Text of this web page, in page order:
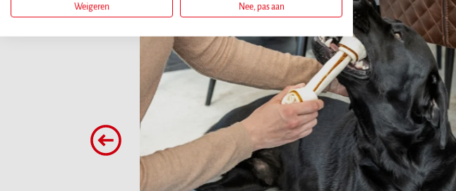
Weigeren Nee, pas aan